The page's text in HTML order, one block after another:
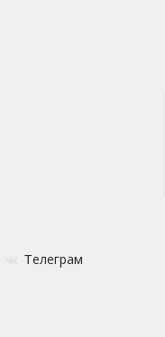
Телеграм